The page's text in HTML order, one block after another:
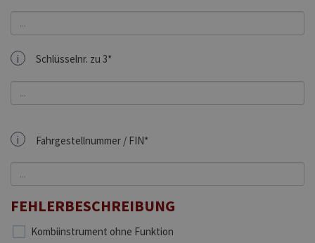
i Schlüsselnr. zu 3*
i Fahrgestellnummer / FIN*
FEHLERBESCHREIBUNG
Kombiinstrument ohne Funktion